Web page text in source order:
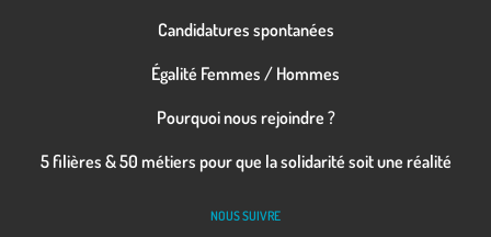
Candidatures spontanées
Égalité Femmes / Hommes
Pourquoi nous rejoindre ?
5 filières & 50 métiers pour que la solidarité soit une réalité
NOUS SUIVRE